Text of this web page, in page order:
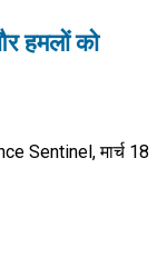
हमलों को
Sentinel, मार्च 18